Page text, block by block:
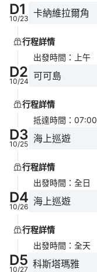
D1
10/23 卡納維拉爾角
行程詳情
出發時間 ： 上午
D2
10/24 可可島
行程詳情
抵達時間 ： 07:00
D3
10/25 海上巡遊
行程詳情
出發時間 ： 全日
D4
10/26 海上巡遊
行程詳情
出發時間 ： 全天
D5
10/27 科斯塔瑪雅